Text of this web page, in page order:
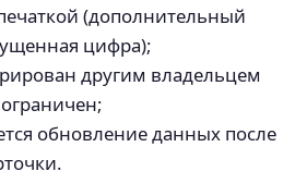
(дополнительный
цифра);
другим владельцем
обновление данных после